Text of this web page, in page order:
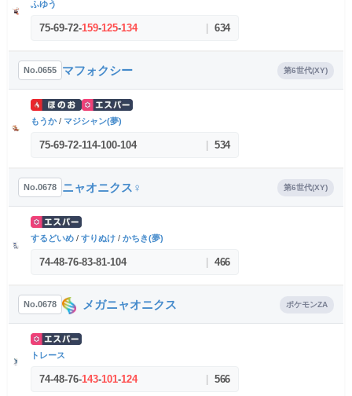
ふゆう
75-69-72-159-125-134 634
No.0655 マフォクシー 第6世代(XY)
もうか/ マジシャン(夢)
75-69-72-114-100-104 534
No.0678 ニャオニクス♀ 第6世代(XY)
するどいめ / すりぬけ / かちき(夢)
74-48-76-83-81-104 466
No.0678 メガニャオニクス ポケモンZA
トレース
74-48-76-143-101-124 566